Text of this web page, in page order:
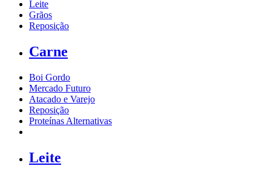
Leite
Grãos
Reposição
Carne
Boi Gordo
Mercado Futuro
Atacado e Varejo
Reposição
Proteínas Alternativas
Leite